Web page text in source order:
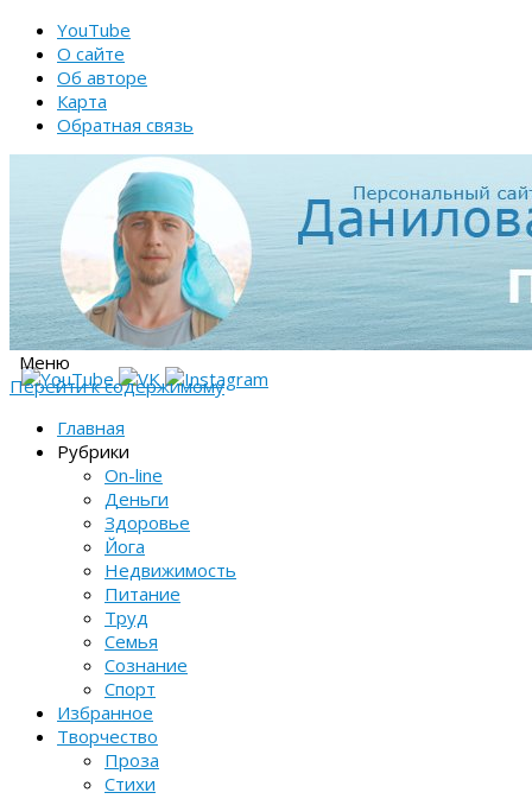
YouTube
О сайте
Об авторе
Карта
Обратная связь
Меню
Перейти к содержимому
Главная
Рубрики
On-line
Деньги
Здоровье
Йога
Недвижимость
Питание
Труд
Семья
Сознание
Спорт
Избранное
Творчество
Проза
Стихи